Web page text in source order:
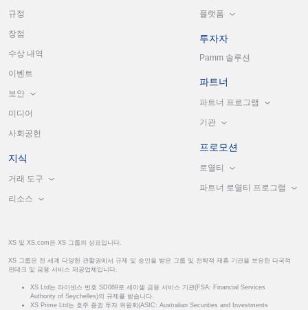
규정
장점
수상 내역
이벤트
보안
미디어
사회공헌
지식
거래 도구
리소스
플랫폼
투자자
Pamm 솔루션
파트너
파트너 프로그램
기관
프로모션
로열티
파트너 로열티 프로그램
XS 및 XS.com은 XS 그룹의 상표입니다.
XS 그룹은 전 세계 다양한 관할권에서 규제 및 승인을 받은 그룹 및 전략적 제휴 기관을 보유한 다국적
핀테크 및 금융 서비스 제공업체입니다.
XS Ltd는 라이센스 번호 SD089로 세이셸 금융 서비스 기관(FSA: Financial Services
Authority of Seychelles)의 규제를 받습니다.
XS Prime Ltd는 호주 증권 투자 위원회(ASIC: Australian Securities and Investments